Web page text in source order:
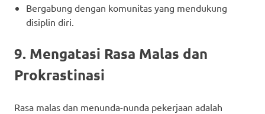
Bergabung dengan komunitas yang mendukung
disiplin diri.
9. Mengatasi Rasa Malas dan
Prokrastinasi
Rasa malas dan menunda-nunda pekerjaan adalah